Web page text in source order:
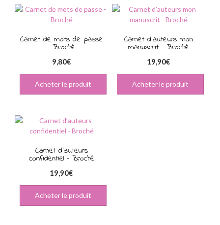
Carnet de mots de passe
– Broché
9,80€
Acheter le produit
Carnet d’auteurs mon
manuscrit – Broché
19,90€
Acheter le produit
Carnet d’auteurs
confidentiel – Broché
19,90€
Acheter le produit